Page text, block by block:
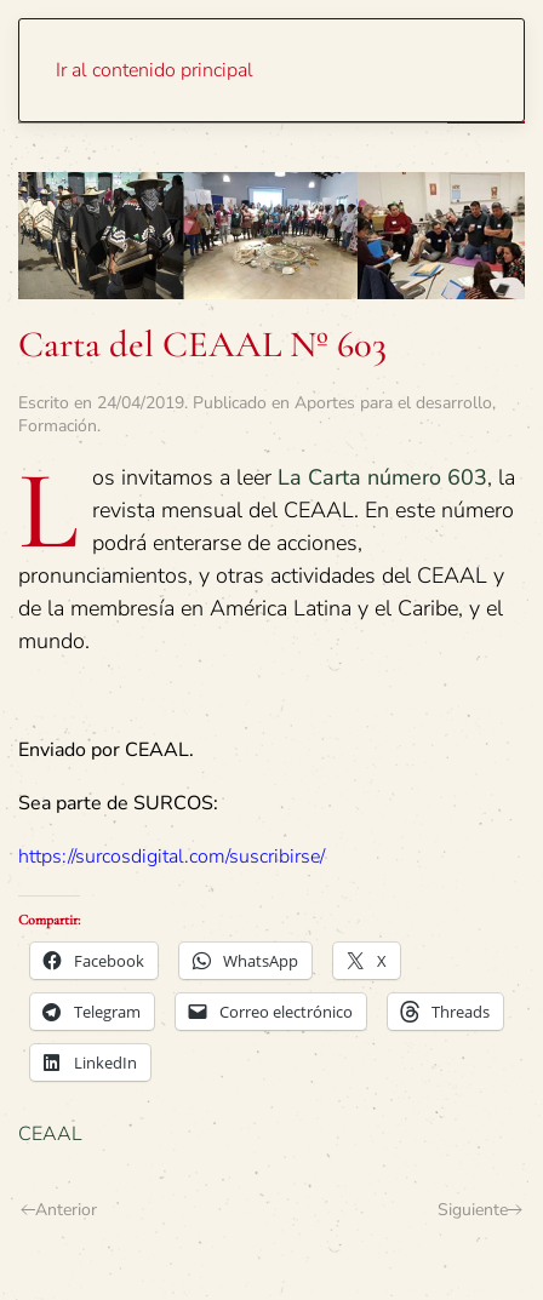
Ir al contenido principal
Carta del CEAAL Nº 603
Escrito en 24/04/2019. Publicado en Aportes para el desarrollo,
Formación.
L os invitamos a leer La Carta número 603, la
revista mensual del CEAAL. En este número
podrá enterarse de acciones,
pronunciamientos, y otras actividades del CEAAL y
de la membresía en América Latina y el Caribe, y el
mundo.
Enviado por CEAAL.
Sea parte de SURCOS:
https://surcosdigital.com/suscribirse/
Compartir:
Facebook WhatsApp X
Telegram Correo electrónico Threads
LinkedIn
CEAAL
Anterior Siguiente